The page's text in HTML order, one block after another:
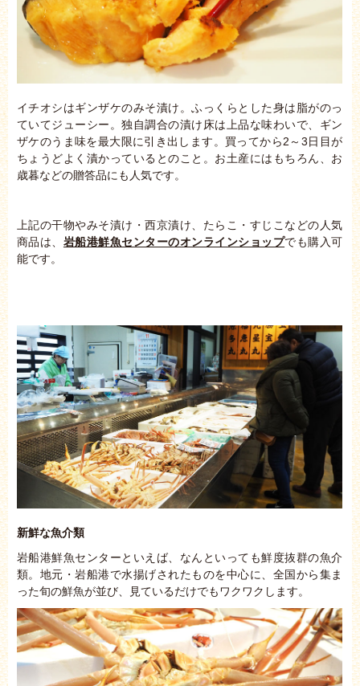
イチオシはギンザケのみそ漬け。ふっくらとした身は脂がのっ
ていてジューシー。独自調合の漬け床は上品な味わいで、ギン
ザケのうま味を最大限に引き出します。買ってから2～3日目が
ちょうどよく漬かっているとのこと。お土産にはもちろん、お
歳暮などの贈答品にも人気です。
上記の干物やみそ漬け・西京漬け、たらこ・すじこなどの人気
商品は、 岩船港鮮魚センターのオンラインショップでも購入可
能です。
新鮮な魚介類
岩船港鮮魚センターといえば、なんといっても鮮度抜群の魚介
類。地元・岩船港で水揚げされたものを中心に、全国から集ま
った旬の鮮魚が並び、見ているだけでもワクワクします。